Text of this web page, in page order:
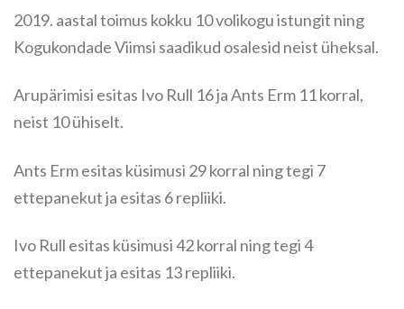
2019. aastal toimus kokku 10 volikogu istungit ning
Kogukondade Viimsi saadikud osalesid neist üheksal.
Arupärimisi esitas Ivo Rull 16 ja Ants Erm 11 korral,
neist 10 ühiselt.
Ants Erm esitas küsimusi 29 korral ning tegi 7
ettepanekut ja esitas 6 repliiki.
Ivo Rull esitas küsimusi 42 korral ning tegi 4
ettepanekut ja esitas 13 repliiki.